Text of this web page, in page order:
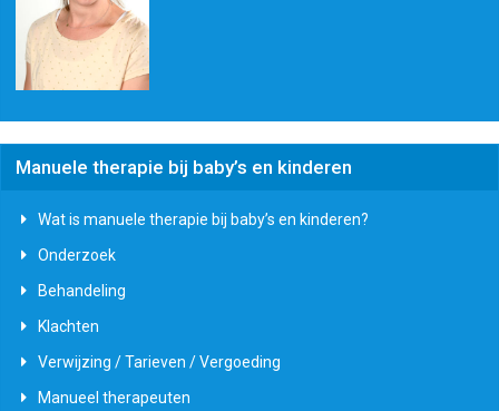
Manuele therapie bij baby’s en kinderen
Wat is manuele therapie bij baby’s en kinderen?
Onderzoek
Behandeling
Klachten
Verwijzing / Tarieven / Vergoeding
Manueel therapeuten